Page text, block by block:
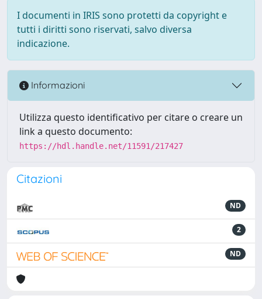
I documenti in IRIS sono protetti da copyright e
tutti i diritti sono riservati, salvo diversa
indicazione.
Informazioni
Utilizza questo identificativo per citare o creare un
link a questo documento:
https://hdl.handle.net/11591/217427
Citazioni
ND
2
ND